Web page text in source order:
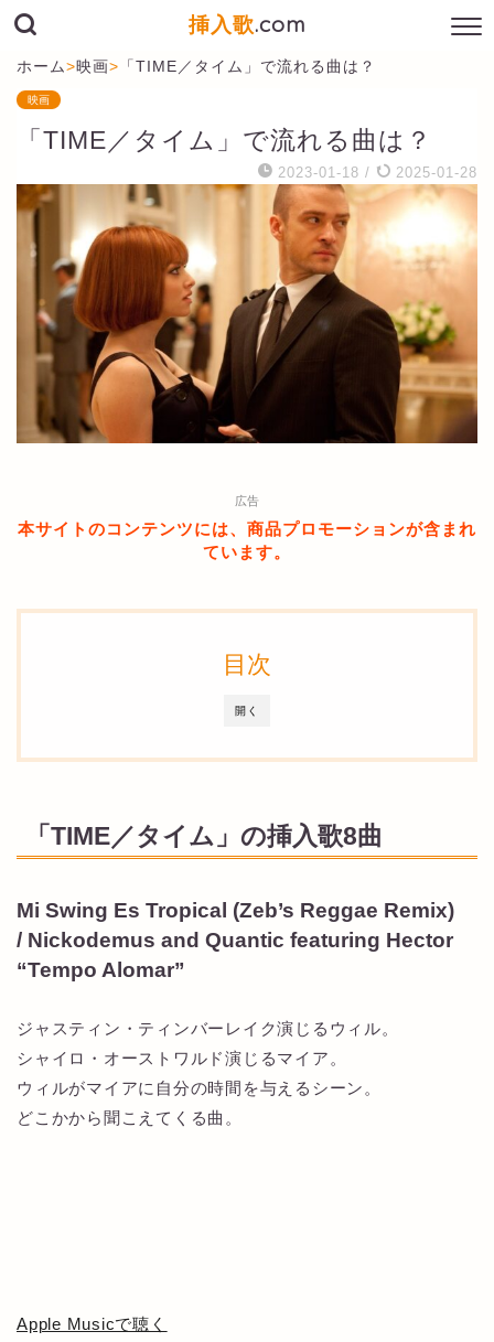
挿入歌.com
ホーム>映画> 「TIME／タイム」で流れる曲は？
映画
「TIME／タイム」で流れる曲は？
2023-01-18 / 2025-01-28
広告
本サイトのコンテンツには、商品プロモーションが含まれ
ています。
開く
目次
「TIME／タイム」の挿入歌8曲
Mi Swing Es Tropical (Zeb’s Reggae Remix)
/ Nickodemus and Quantic featuring Hector
“Tempo Alomar”
ジャスティン・ティンバーレイク演じるウィル。
シャイロ・オーストワルド演じるマイア。
ウィルがマイアに自分の時間を与えるシーン。
どこかから聞こえてくる曲。
Apple Musicで聴く